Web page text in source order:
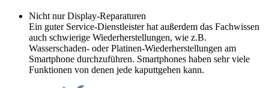
Nicht nur Display-Reparaturen
Ein guter Service-Dienstleister hat außerdem das Fachwissen
auch schwierige Wiederherstellungen, wie z.B.
Wasserschaden- oder Platinen-Wiederherstellungen am
Smartphone durchzuführen. Smartphones haben sehr viele
Funktionen von denen jede kaputtgehen kann.